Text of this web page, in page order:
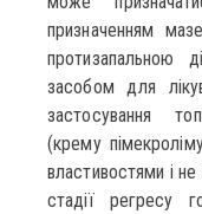
призначенням
протизапальною
засобом для
застосування
(крему
властивостями і
стадії регресу